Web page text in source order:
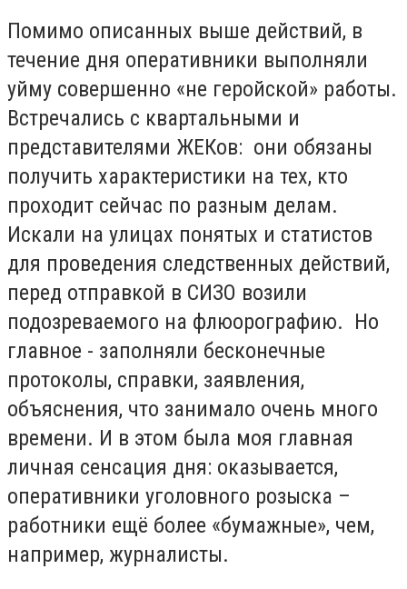
Помимо описанных выше действий, в
течение дня оперативники выполняли
уйму совершенно «не геройской» работы.
Встречались с квартальными и
представителями ЖЕКов: они обязаны
получить характеристики на тех, кто
проходит сейчас по разным делам.
Искали на улицах понятых и статистов
для проведения следственных действий,
перед отправкой в СИЗО возили
подозреваемого на флюорографию. Но
главное - заполняли бесконечные
протоколы, справки, заявления,
объяснения, что занимало очень много
времени. И в этом была моя главная
личная сенсация дня: оказывается,
оперативники уголовного розыска –
работники ещё более «бумажные», чем,
например, журналисты.